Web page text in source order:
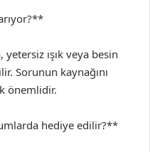
yetersiz ışık veya besin
Sorunun kaynağını
önemlidir.
hediye edilir?**